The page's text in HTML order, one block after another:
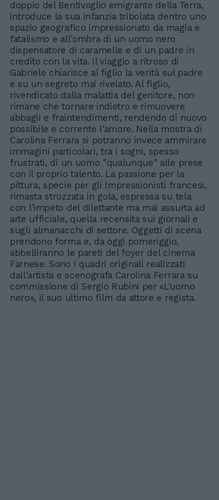
doppio del Bentivoglio emigrante della Terra,
introduce la sua infanzia tribolata dentro uno
spazio geografico impressionato da magia e
fatalismo e all'ombra di un uomo nero
dispensatore di caramelle e di un padre in
credito con la vita. Il viaggio a ritroso di
Gabriele chiarisce al figlio la verità sul padre
e su un segreto mai rivelato. Al figlio,
rivendicato dalla malattia del genitore, non
rimane che tornare indietro e rimuovere
abbagli e fraintendimenti, rendendo di nuovo
possibile e corrente l'amore. Nella mostra di
Carolina Ferrara si potranno invece ammirare
immagini particolari, tra i sogni, spesso
frustrati, di un uomo "qualunque" alle prese
con il proprio talento. La passione per la
pittura, specie per gli Impressionisti francesi,
rimasta strozzata in gola, espressa su tela
con l'impeto del dilettante ma mai assurta ad
arte ufficiale, quella recensita sui giornali e
sugli almanacchi di settore. Oggetti di scena
prendono forma e, da oggi pomeriggio,
abbelliranno le pareti del foyer del cinema
Farnese. Sono i quadri originali realizzati
dall'artista e scenografa Carolina Ferrara su
commissione di Sergio Rubini per «L'uomo
nero», il suo ultimo film da attore e regista.